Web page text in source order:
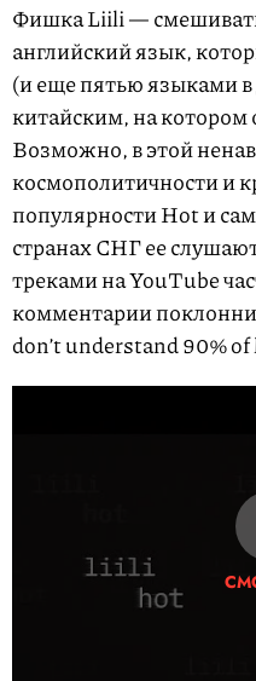
Фишка Liili — смешивать
английский язык,
(и еще пятью языками в
китайским, на котором
Возможно, в этой
космополитичности и
популярности Hot и
странах СНГ ее
треками на YouTube
комментарии
don’t understand 90%